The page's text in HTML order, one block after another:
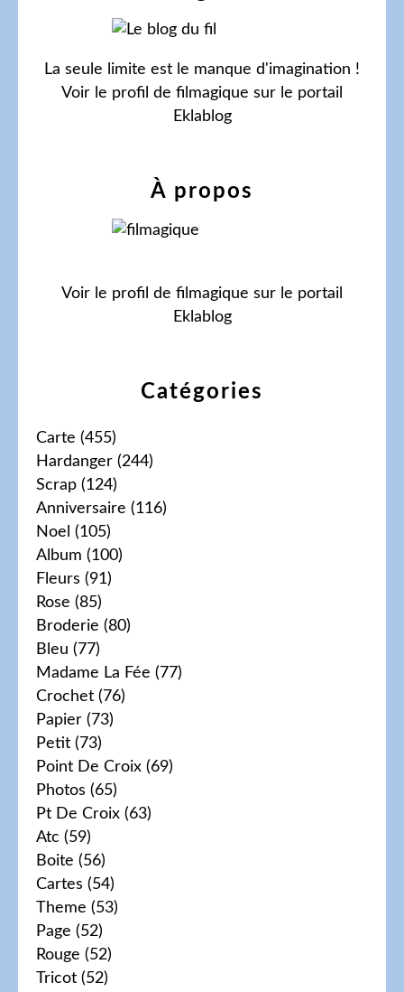
Catégories
Carte (455)
Hardanger (244)
Scrap (124)
Anniversaire (116)
Noel (105)
Album (100)
Fleurs (91)
Rose (85)
Broderie (80)
Bleu (77)
Madame La Fée (77)
Crochet (76)
Papier (73)
Petit (73)
Point De Croix (69)
Photos (65)
Pt De Croix (63)
Atc (59)
Boite (56)
Cartes (54)
Theme (53)
Page (52)
Rouge (52)
Tricot (52)
La seule limite est le manque d'imagination !
Voir le profil de filmagique sur le portail
Eklablog
À propos
Voir le profil de filmagique sur le portail
Eklablog